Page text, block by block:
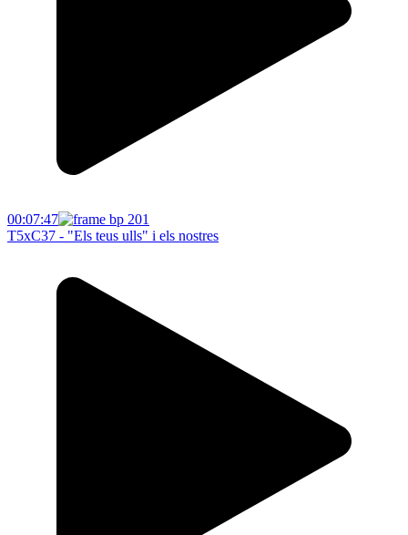
00:07:47
T5xC37 - "Els teus ulls" i els nostres